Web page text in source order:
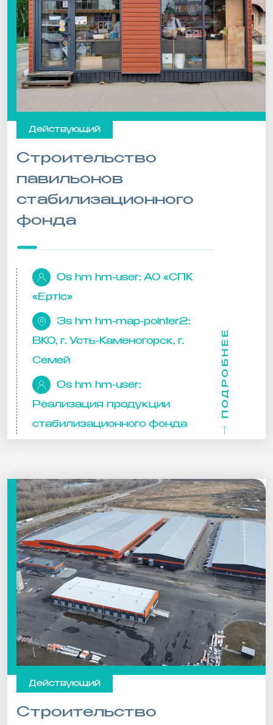
Действующий
Строительство
павильонов
стабилизационного
фонда
0s hm hm-user: АО «СПК
«Ертіс»
3s hm hm-map-pointer2:
ВКО, г. Усть-Каменогорск, г.
Семей
0s hm hm-user:
Реализация продукции
стабилизационного фонда
ПОДРОБНЕЕ
Действующий
Строительство